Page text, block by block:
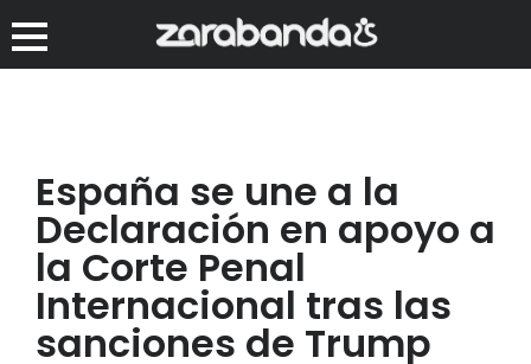
España se une a la
Declaración en apoyo a
la Corte Penal
Internacional tras las
sanciones de Trump